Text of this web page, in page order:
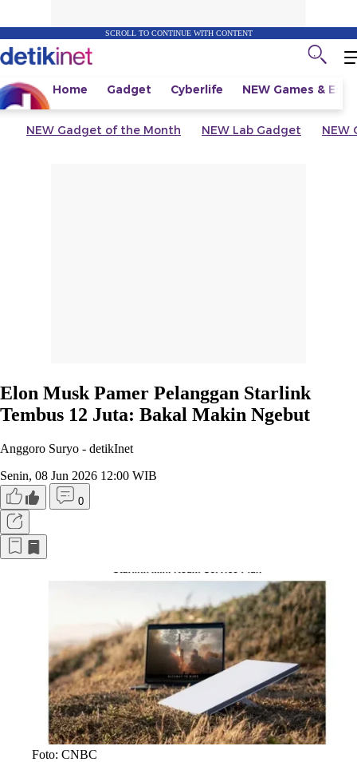
SCROLL TO CONTINUE WITH CONTENT
Home Gadget Cyberlife NEW Games &
NEW Gadget of the Month NEW Lab Gadget NEW
Elon Musk Pamer Pelanggan Starlink
Tembus 12 Juta: Bakal Makin Ngebut
Anggoro Suryo - detikInet
Senin, 08 Jun 2026 12:00 WIB
0
Foto: CNBC